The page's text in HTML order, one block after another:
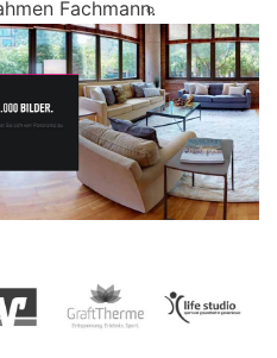
Fachmann.